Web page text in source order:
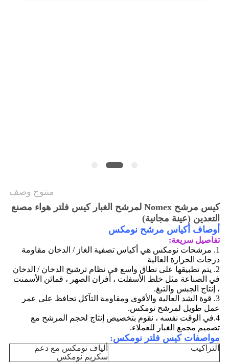
منتوج وصف
كيس مرشح Nomex لمرشح الغبار كيس فلتر هواء مصنع
التعدين (عينة مجانية)
أوصاف أكياس مرشح نومكس
تفاصيل سريعة:
1. مرشحات نومكس هي
أكياس تصفية الغاز / الدخان مقاومة
درجات الحرارة العالية
2. يتم تطبيقها على نطاق واسع في نظام ترشيح الدخان / الدخان
في الصناعة مثل خلط الأسفلت ، أفران الصهر ، قمائن الأسمنت
، إنتاج الجبس والتبغ.
3. قوة الشد العالية والأقوى ومقاومة التآكل تحافظ على عمر
عمل طويل لمرشح نومكس.
4.في الوقت نفسه ، نقوم بتخصيص إنتاج لحجم المرشح مع
تصميم مجمع الغبار للعملاء.
مواصفات كيس فلتر نومكس:
التراكيب
ألياف نومكس مع دعم
سكريم نومكس